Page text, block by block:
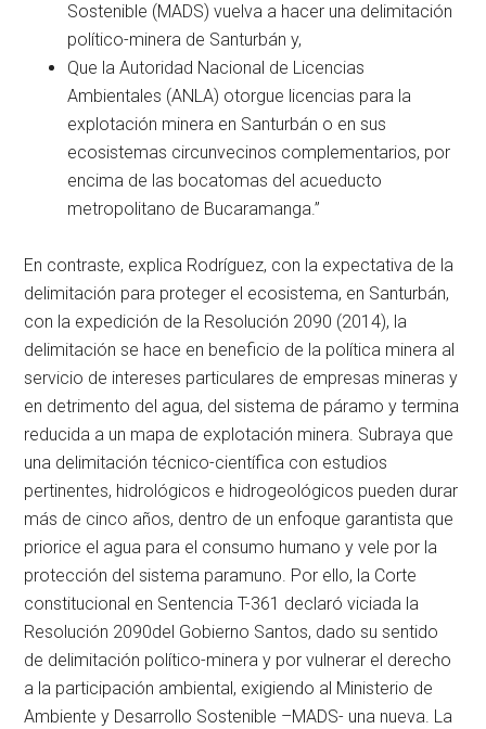
Sostenible (MADS) vuelva a hacer una delimitación
político-minera de Santurbán y,
Que la Autoridad Nacional de Licencias
Ambientales (ANLA) otorgue licencias para la
explotación minera en Santurbán o en sus
ecosistemas circunvecinos complementarios, por
encima de las bocatomas del acueducto
metropolitano de Bucaramanga.”
En contraste, explica Rodríguez, con la expectativa de la
delimitación para proteger el ecosistema, en Santurbán,
con la expedición de la Resolución 2090 (2014), la
delimitación se hace en beneficio de la política minera al
servicio de intereses particulares de empresas mineras y
en detrimento del agua, del sistema de páramo y termina
reducida a un mapa de explotación minera. Subraya que
una delimitación técnico-científica con estudios
pertinentes, hidrológicos e hidrogeológicos pueden durar
más de cinco años, dentro de un enfoque garantista que
priorice el agua para el consumo humano y vele por la
protección del sistema paramuno. Por ello, la Corte
constitucional en Sentencia T-361 declaró viciada la
Resolución 2090del Gobierno Santos, dado su sentido
de delimitación político-minera y por vulnerar el derecho
a la participación ambiental, exigiendo al Ministerio de
Ambiente y Desarrollo Sostenible –MADS- una nueva. La